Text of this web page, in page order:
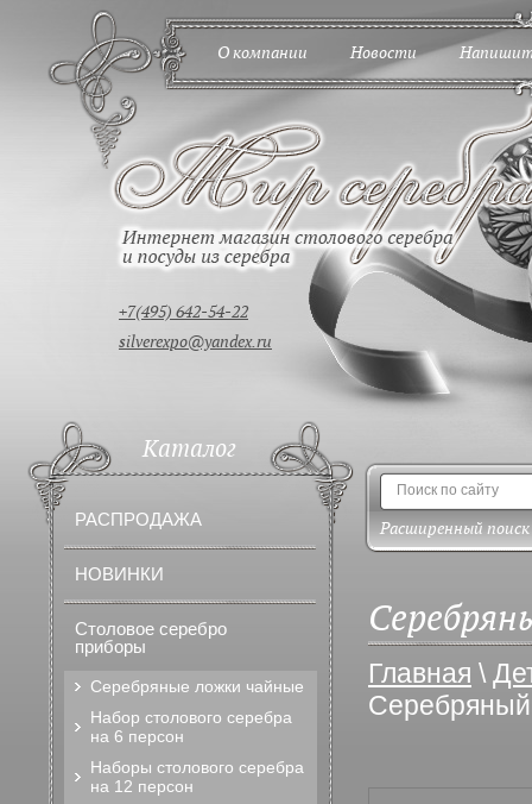
+7(495) 642-54-22
silverexpo@yandex.ru
О компании Новости
Расширенный поиск
Главная \
Серебряный
Каталог
РАСПРОДАЖА
НОВИНКИ
Столовое серебро
приборы
Серебряные ложки чайные
Набор столового серебра
на 6 персон
Наборы столового серебра
на 12 персон